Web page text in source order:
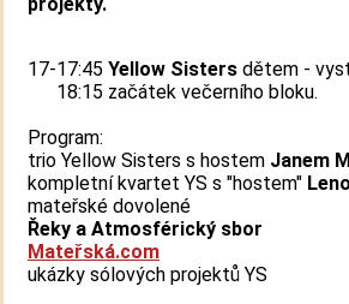
projekty.
17-17:45 Yellow Sisters dětem -
18:15 začátek večerního bloku.
Program:
trio Yellow Sisters s hostem Janem
kompletní kvartet YS s "hostem"
mateřské dovolené
Řeky a Atmosférický sbor
Mateřská.com
ukázky sólových projektů YS